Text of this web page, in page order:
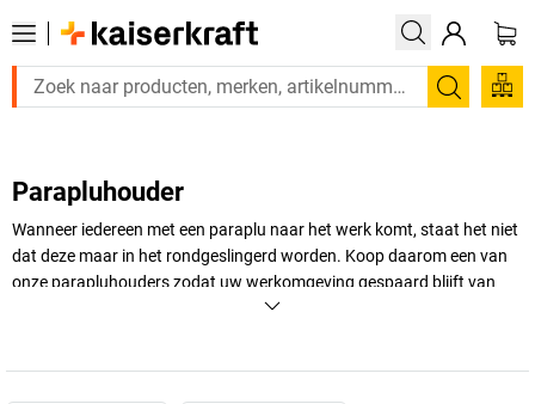
Zoeken
Parapluhouder
Wanneer iedereen met een paraplu naar het werk komt, staat het niet
dat deze maar in het rondgeslingerd worden. Koop daarom een van
onze parapluhouders zodat uw werkomgeving gespaard blijft van
rondslingerend paraplu’s. Deze paraplubakken zijn gemaakt van